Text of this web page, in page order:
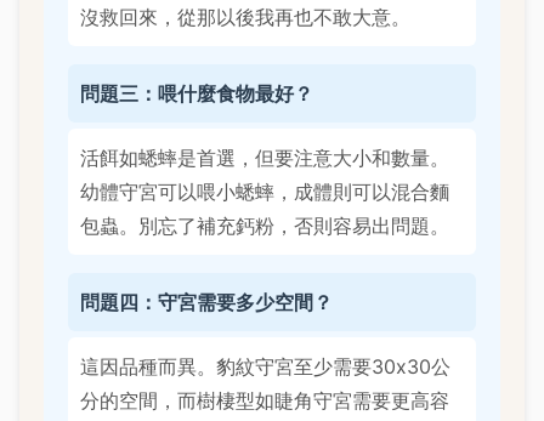
沒救回來，從那以後我再也不敢大意。
問題三：喂什麼食物最好？
活餌如蟋蟀是首選，但要注意大小和數量。
幼體守宮可以喂小蟋蟀，成體則可以混合麵
包蟲。別忘了補充鈣粉，否則容易出問題。
問題四：守宮需要多少空間？
這因品種而異。豹紋守宮至少需要30x30公
分的空間，而樹棲型如睫角守宮需要更高容